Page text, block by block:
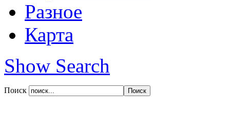
Разное
Карта
Show Search
Поиск